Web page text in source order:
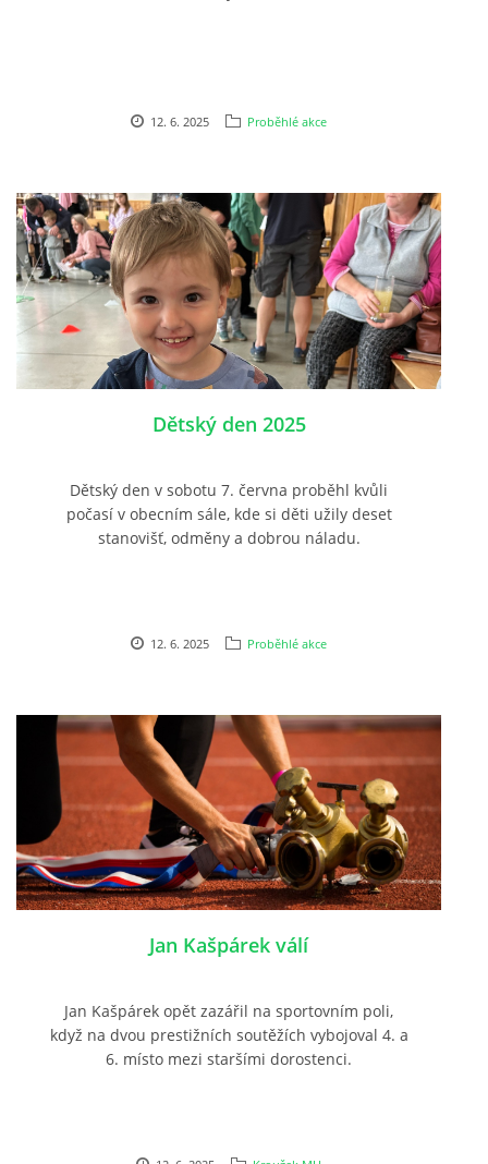
12. 6. 2025 Proběhlé akce
Dětský den 2025
Dětský den v sobotu 7. června proběhl kvůli
počasí v obecním sále, kde si děti užily deset
stanovišť, odměny a dobrou náladu.
12. 6. 2025 Proběhlé akce
Jan Kašpárek válí
Jan Kašpárek opět zazářil na sportovním poli,
když na dvou prestižních soutěžích vybojoval 4. a
6. místo mezi staršími dorostenci.